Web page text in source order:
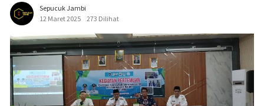
Sepucuk Jambi
12 Maret 2025
273 Dilihat